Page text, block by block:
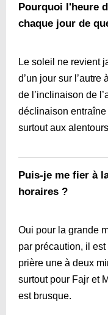
Pourquoi l'heure
chaque jour de
Le soleil ne revient
d’un jour sur
de l’inclinaison de
déclinaison
surtout aux
Puis-je me fier à
horaires ?
Oui pour la grande
par précaution, il
prière une à deux
surtout pour Fajr et
est brusque.